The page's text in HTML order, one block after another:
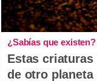
¿Sabías que existen?
Estas criaturas
de otro planeta